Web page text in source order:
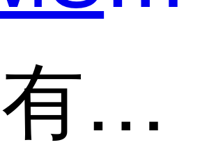
个
宝
共有分类：全场景商城系统